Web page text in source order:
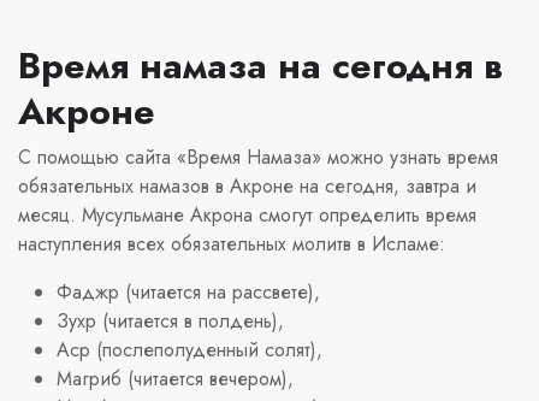
Время намаза на сегодня в
Акроне
С помощью сайта «Время Намаза» можно узнать время
обязательных намазов в Акроне на сегодня, завтра и
месяц. Мусульмане Акрона смогут определить время
наступления всех обязательных молитв в Исламе:
Фаджр (читается на рассвете),
Зухр (читается в полдень),
Аср (послеполуденный солят),
Магриб (читается вечером),